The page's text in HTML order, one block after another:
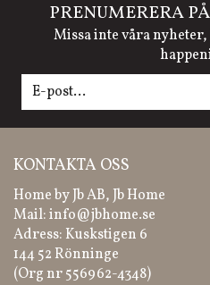
PRENUMERERA
Missa inte våra
KONTAKTA OSS
Home by Jb AB, Jb Home
Mail:info@jbhome.se
Adress: Kuskstigen 6
144 52 Rönninge
(Org nr 556962-4348)